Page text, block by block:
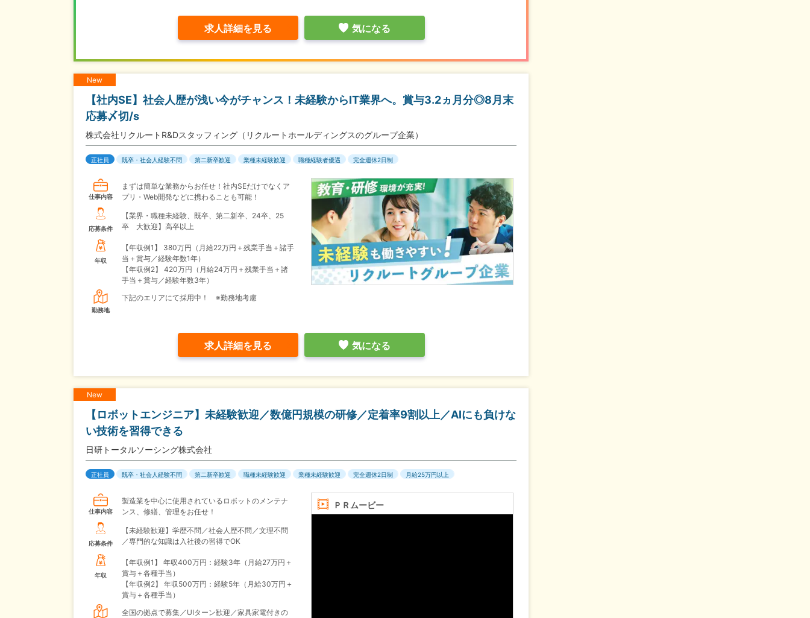
求人詳細を見る 気になる
New
【社内SE】社会人歴が浅い今がチャンス！未経験からIT業界へ。賞与3.2ヵ月分◎8月末
応募〆切/s
株式会社リクルートR&Dスタッフィング（リクルートホールディングスのグループ企業）
正社員 既卒・社会人経験不問 第二新卒歓迎 業種未経験歓迎 職種経験者優遇 完全週休2日制
仕事内容
まずは簡単な業務からお任せ！社内SEだけでなくア
プリ・Web開発などに携わることも可能！
応募条件
【業界・職種未経験、既卒、第二新卒、24卒、25
卒 大歓迎】高卒以上
年収
【年収例1】
380万円（月給22万円＋残業手当＋諸手
当＋賞与／経験年数1年）
【年収例2】
420万円（月給24万円＋残業手当＋諸
手当＋賞与／経験年数3年）
勤務地
下記のエリアにて採用中！ ※勤務地考慮
求人詳細を見る 気になる
New
【ロボットエンジニア】未経験歓迎／数億円規模の研修／定着率9割以上／AIにも負けな
い技術を習得できる
日研トータルソーシング株式会社
正社員 既卒・社会人経験不問 第二新卒歓迎 職種未経験歓迎 業種未経験歓迎 完全週休2日制 月給25万円以上
ＰＲムービー
仕事内容
製造業を中心に使用されているロボットのメンテナ
ンス、修繕、管理をお任せ！
応募条件
【未経験歓迎】学歴不問／社会人歴不問／文理不問
／専門的な知識は入社後の習得でOK
年収
【年収例1】
年収400万円：経験3年（月給27万円＋
賞与＋各種手当）
【年収例2】
年収500万円：経験5年（月給30万円＋
賞与＋各種手当）
全国の拠点で募集／UIターン歓迎／家具家電付きの